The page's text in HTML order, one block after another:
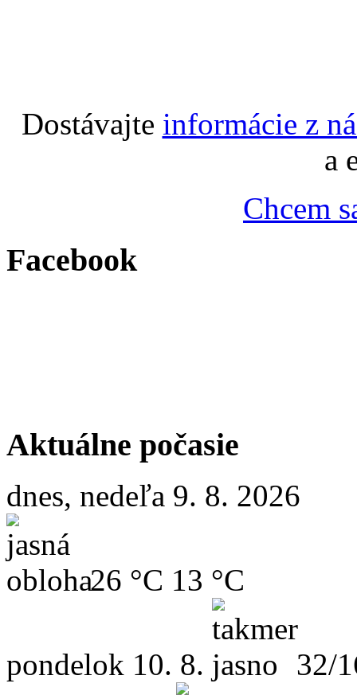
Dostávajte informácie z
a
Chcem
Facebook
Aktuálne počasie
dnes, nedeľa 9. 8. 2026
26 °C 13 °C
pondelok 10. 8.
32/